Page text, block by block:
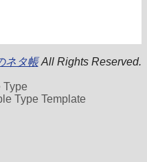
ネタ帳All Rights Reserved.
Type
Type Template